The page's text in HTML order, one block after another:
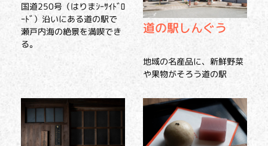
国道250号（はりまｼｰｻｲﾄﾞﾛ
ｰﾄﾞ）沿いにある道の駅で
瀬戸内海の絶景を満喫でき
る。
道の駅しんぐう
地域の名産品に、新鮮野菜
や果物がそろう道の駅